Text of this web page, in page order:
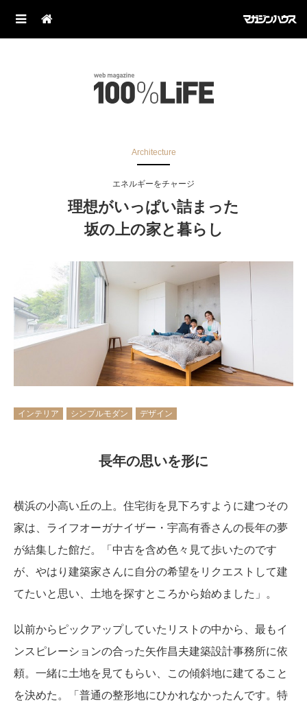
Architecture
エネルギーをチャージ
理想がいっぱい詰まった
坂の上の家と暮らし
インテリア シンプルモダン デザイン
長年の思いを形に
横浜の小高い丘の上。住宅街を見下ろすように建つその
家は、ライフオーガナイザー・宇高有香さんの長年の夢
が結集した館だ。「中古を含め色々見て歩いたのです
が、やはり建築家さんに自分の希望をリクエストして建
てたいと思い、土地を探すところから始めました」。
以前からピックアップしていたリストの中から、最もイ
ンスピレーションの合った矢作昌夫建築設計事務所に依
頼。一緒に土地を見てもらい、この傾斜地に建てること
を決めた。「普通の整形地にひかれなかったんです。特